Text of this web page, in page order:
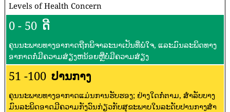
Levels of Health Concern
0 - 50 ດີ
ຄຸນນະພາບທາງອາກາດຖືກພິຈາລະນາເປັນທີ່ພໍໃຈ, ແລະມົນລະພິດທາງ
ອາກາດກໍ່ມີຄວາມສ່ຽງຫນ້ອຍຫຼືບໍ່ມີຄວາມສ່ຽງ
51 -100 ປານກາງ
ຄຸນນະພາບທາງອາກາດແມ່ນການຮັບຮອງ; ຢ່າງໃດກໍ່ຕາມ, ສໍາລັບບາງ
ມົນລະພິດອາດມີຄວາມກັງວົນກ່ຽວກັບສຸຂະພາບໃນລະດັບປານກາງສໍາ